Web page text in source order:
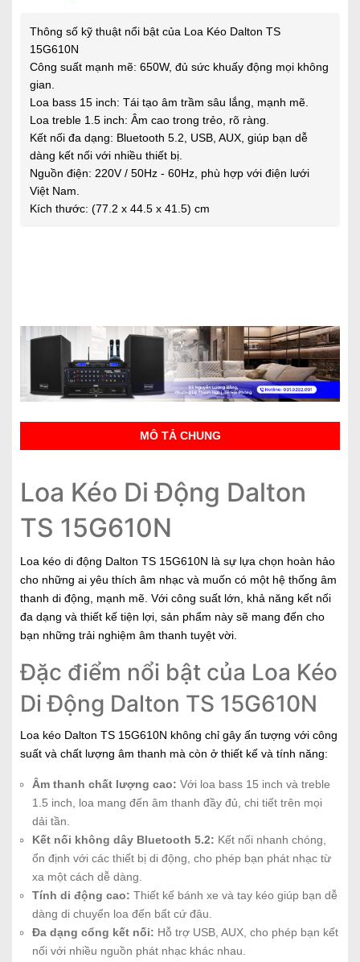
Thông số kỹ thuật nổi bật của Loa Kéo Dalton TS
15G610N
Công suất mạnh mẽ: 650W, đủ sức khuấy động mọi không
gian.
Loa bass 15 inch: Tái tạo âm trầm sâu lắng, mạnh mẽ.
Loa treble 1.5 inch: Âm cao trong trẻo, rõ ràng.
Kết nối đa dạng: Bluetooth 5.2, USB, AUX, giúp bạn dễ
dàng kết nối với nhiều thiết bị.
Nguồn điện: 220V / 50Hz - 60Hz, phù hợp với điện lưới
Việt Nam.
Kích thước: (77.2 x 44.5 x 41.5) cm
MÔ TẢ CHUNG
Loa Kéo Di Động Dalton
TS 15G610N
Loa kéo di động Dalton TS 15G610N là sự lựa chọn hoàn hảo
cho những ai yêu thích âm nhạc và muốn có một hệ thống âm
thanh di động, mạnh mẽ. Với công suất lớn, khả năng kết nối
đa dạng và thiết kế tiện lợi, sản phẩm này sẽ mang đến cho
bạn những trải nghiệm âm thanh tuyệt vời.
Đặc điểm nổi bật của Loa Kéo
Di Động Dalton TS 15G610N
Loa kéo Dalton TS 15G610N không chỉ gây ấn tượng với công
suất và chất lượng âm thanh mà còn ở thiết kế và tính năng:
Âm thanh chất lượng cao: Với loa bass 15 inch và treble
1.5 inch, loa mang đến âm thanh đầy đủ, chi tiết trên mọi
dải tần.
Kết nối không dây Bluetooth 5.2: Kết nối nhanh chóng,
ổn định với các thiết bị di động, cho phép bạn phát nhạc từ
xa một cách dễ dàng.
Tính di động cao: Thiết kế bánh xe và tay kéo giúp bạn dễ
dàng di chuyển loa đến bất cứ đâu.
Đa dạng cổng kết nối: Hỗ trợ USB, AUX, cho phép bạn kết
nối với nhiều nguồn phát nhạc khác nhau.